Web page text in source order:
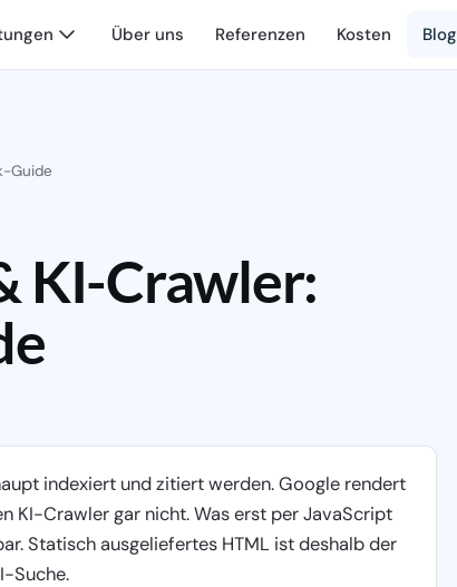
Über uns Referenzen Kosten Blog
Guide
KI-Crawler:
indexiert und zitiert werden. Google rendert
KI-Crawler gar nicht. Was erst per JavaScript
Statisch ausgeliefertes HTML ist deshalb der
Suche.